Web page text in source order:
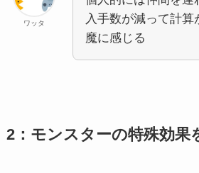
ワッタ
入手数が減って計算
魔に感じる
2：モンスターの特殊効果